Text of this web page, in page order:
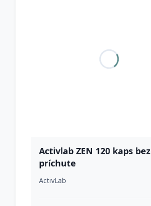
Activlab ZEN 120 kaps bez
príchute
ActivLab